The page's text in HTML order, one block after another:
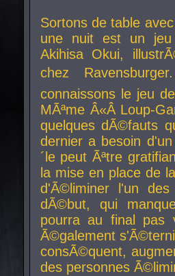
Sortons de table
une nuit est un
Akihisa Okui,
chez
connaissons le jeu
MÃªme Â«Â Loup-
quelques dÃ©fauts
dernier a besoin
´le peut Ãªtre
la mise en place de
d'Ã©liminer l'un
dÃ©but, qui
pourra au final pas
Ã©galement
consÃ©quent,
des personnes